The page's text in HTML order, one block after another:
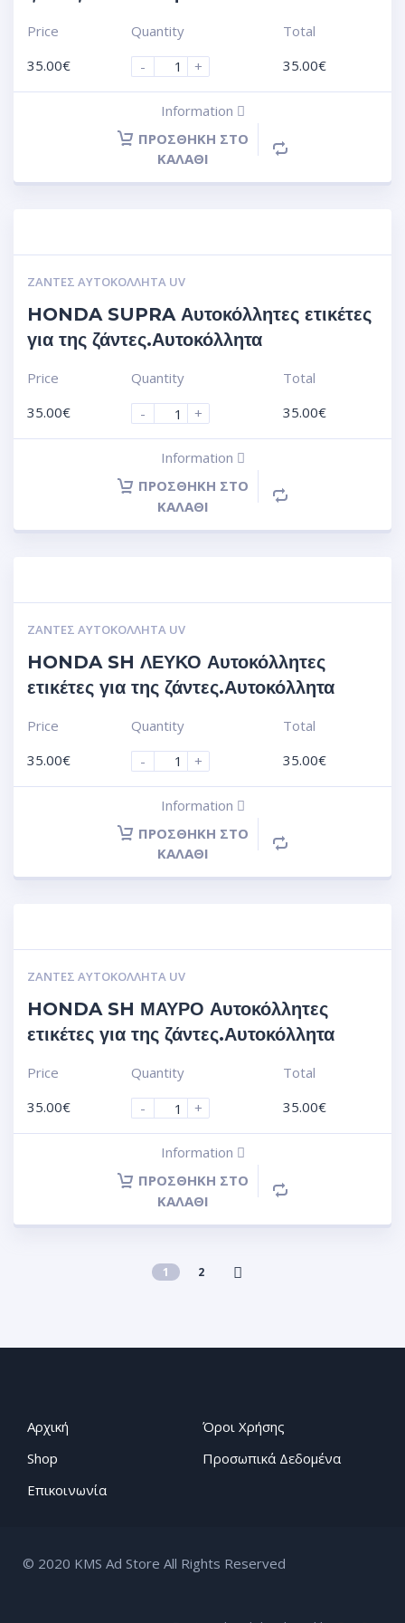
Price
35.00€
Quantity
-
+
Total
35.00€
Information
ΠΡΟΣΘΉΚΗ ΣΤΟ
ΚΑΛΆΘΙ
ΖΆΝΤΕΣ ΑΥΤΟΚΌΛΛΗΤΑ UV
HONDA SUPRA Αυτοκόλλητες ετικέτες
για της ζάντες.Αυτοκόλλητα
Price
35.00€
Quantity
-
+
Total
35.00€
Information
ΠΡΟΣΘΉΚΗ ΣΤΟ
ΚΑΛΆΘΙ
ΖΆΝΤΕΣ ΑΥΤΟΚΌΛΛΗΤΑ UV
HONDA SH ΛΕΥΚΟ Αυτοκόλλητες
ετικέτες για της ζάντες.Αυτοκόλλητα
Price
35.00€
Quantity
-
+
Total
35.00€
Information
ΠΡΟΣΘΉΚΗ ΣΤΟ
ΚΑΛΆΘΙ
ΖΆΝΤΕΣ ΑΥΤΟΚΌΛΛΗΤΑ UV
HONDA SH ΜΑΥΡΟ Αυτοκόλλητες
ετικέτες για της ζάντες.Αυτοκόλλητα
Price
35.00€
Quantity
-
+
Total
35.00€
Information
ΠΡΟΣΘΉΚΗ ΣΤΟ
ΚΑΛΆΘΙ
1 2
Αρχική
Shop
Επικοινωνία
Όροι Χρήσης
Προσωπικά Δεδομένα
© 2020 KMS Ad Store All Rights Reserved